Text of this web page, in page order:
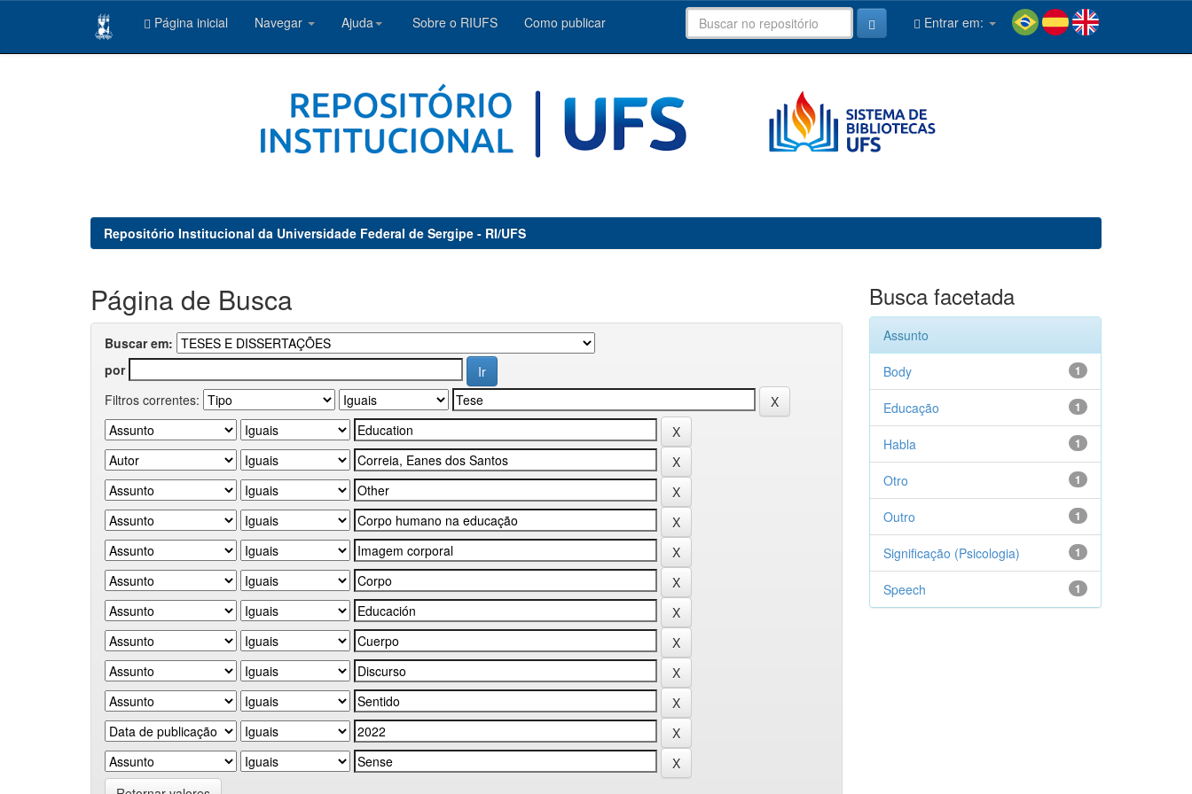
Página inicial Navegar Ajuda Sobre o RIUFS Como publicar Entrar em:
Repositório Institucional da Universidade Federal de Sergipe - RI/UFS
Página de Busca
Buscar em:
por
Filtros correntes:
Busca facetada
Assunto
1
Body
1
Educação
1
Habla
1
Otro
1
Outro
1
Significação (Psicologia)
1
Speech